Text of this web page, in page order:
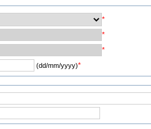
*
*
*
(dd/mm/yyyy)*